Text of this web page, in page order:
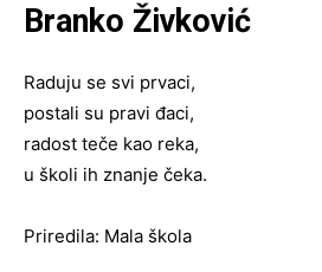
Branko Živković
Raduju se svi prvaci,
postali su pravi đaci,
radost teče kao reka,
u školi ih znanje čeka.
Priredila: Mala škola